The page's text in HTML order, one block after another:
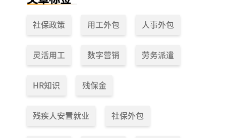
社保政策 用工外包 人事外包
灵活用工 数字营销 劳务派遣
HR知识 残保金
残疾人安置就业 社保外包